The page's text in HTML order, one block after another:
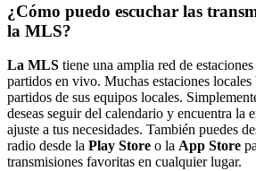
¿Cómo puedo escuchar las
la MLS?
La MLS tiene una amplia red de
partidos en vivo. Muchas estaciones
partidos de sus equipos locales.
deseas seguir del calendario y encuentra la
ajuste a tus necesidades. También puedes
radio desde la Play Store o la App Store
transmisiones favoritas en cualquier lugar.